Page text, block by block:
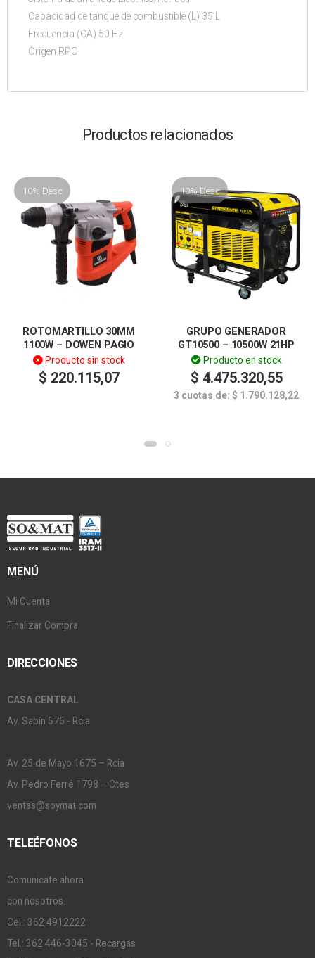
Capacidad de tanque de combustible (L) 35 L
Frecuencia (CA) 50 Hz
Origen RPC
Productos relacionados
10% Desc
ROTOMARTILLO 30MM
1100W – DOWEN PAGIO
Producto sin stock
$ 220.115,07
10% Desc
GRUPO GENERADOR
GT10500 – 10500W 21HP
Producto en stock
$ 4.475.320,55
3 cuotas de: $ 1.790.128,22
MENÚ
Mi Cuenta
Finalizar Compra
DIRECCIONES
CASA CENTRAL
Av. Sabín 575 - Rcia
Av. 25 de Mayo 1675 – Rcia
Av. Pedro Ferré 1798 – Ctes
ventas@soymat.com
TELEÉFONOS
Comunicate ahora
con nosotros.
Cel.: 362 4912222
Tel.: 362 446-3045 - Recargas